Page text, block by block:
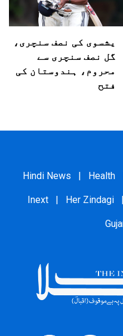
یشسوی کی نصف سنچری،
گل نصف سنچری سے
محروم، ہندوستان کی
فتح
Hindi News | Health
Inext | Her Zindagi |